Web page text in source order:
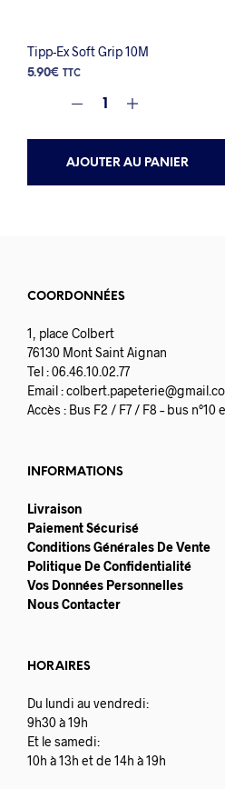
Tipp-Ex Soft Grip 10M
5.90€ TTC
AJOUTER AU PANIER
COORDONNÉES
1, place Colbert
76130 Mont Saint Aignan
Tel : 06.46.10.02.77
Email :
Accès : Bus F2 / F7 / F8 – bus n°10
INFORMATIONS
Livraison
Paiement Sécurisé
Conditions Générales De Vente
Politique De Confidentialité
Vos Données Personnelles
Nous Contacter
HORAIRES
Du lundi au vendredi:
9h30 à 19h
Et le samedi:
10h à 13h et de 14h à 19h